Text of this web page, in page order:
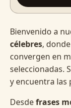
Bienvenido a
célebres,
convergen en
seleccionadas.
y encuentra las
Desdefrases